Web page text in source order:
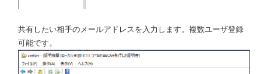
共有したい相手のメールアドレスを入力します。複数ユーザ登録
可能です。